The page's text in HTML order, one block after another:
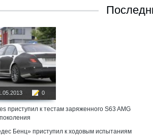
0
приступил к тестам заряженного S63 AMG
Бенц» приступил к ходовым испытаниям